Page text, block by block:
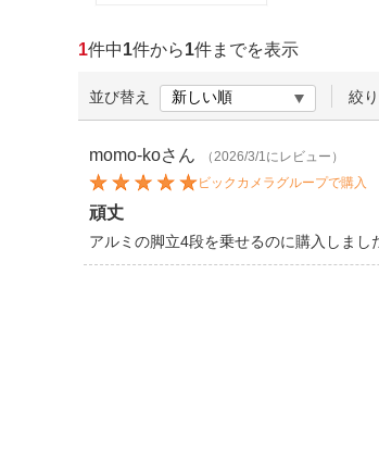
お知らせ
1件中1件から1件までを表示
並び替え 絞
momo-koさん
（2026/3/1にレビュー）
ビックカメラグループで購入
頑丈
アルミの脚立4段を乗せるのに購入しまし